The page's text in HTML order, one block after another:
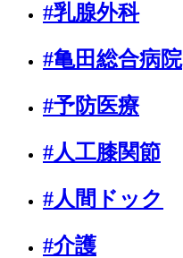
#乳腺外科
#亀田総合病院
#予防医療
#人工膝関節
#人間ドック
#介護